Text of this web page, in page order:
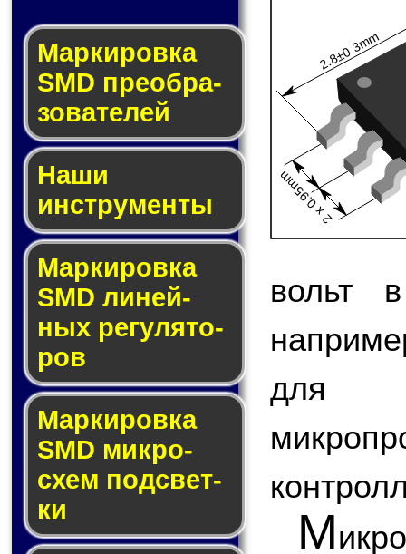
Мар­ки­ров­ка
SMD пре­об­ра­
зо­ва­те­лей
Наши
инструменты
Маркировка
SMD ли­ней­
ных ре­гу­ля­то­
ров
Маркировка
SMD мик­ро­
схем под­свет­
ки
2.8±0.3mm
2 x 0.95mm
вольт
для
М